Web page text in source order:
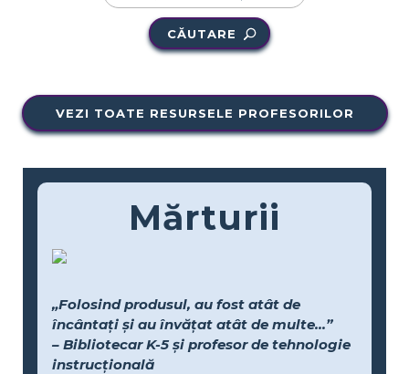
CĂUTARE
VEZI TOATE RESURSELE PROFESORILOR
Mărturii
„Folosind produsul, au fost atât de
încântați și au învățat atât de multe...”
– Bibliotecar K-5 și profesor de tehnologie
instrucțională